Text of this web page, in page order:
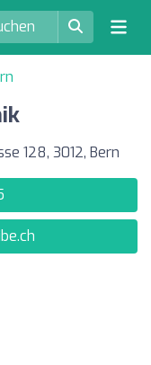
128, 3012, Bern